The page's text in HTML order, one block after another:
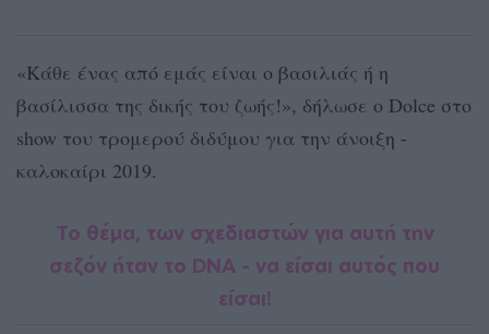
«Κάθε ένας από εμάς είναι ο βασιλιάς ή η
βασίλισσα της δικής του ζωής!», δήλωσε ο Dolce στο
show του τρομερού διδύμου για την άνοιξη -
καλοκαίρι 2019.
Το θέμα, των σχεδιαστών για αυτή την
σεζόν ήταν το DNA - να είσαι αυτός που
είσαι!